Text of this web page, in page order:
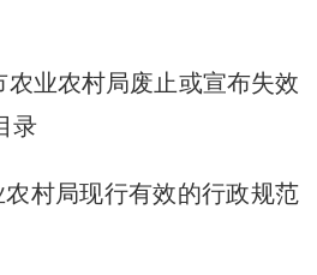
农业农村局废止或宣布失效
录
村局现行有效的行政规范